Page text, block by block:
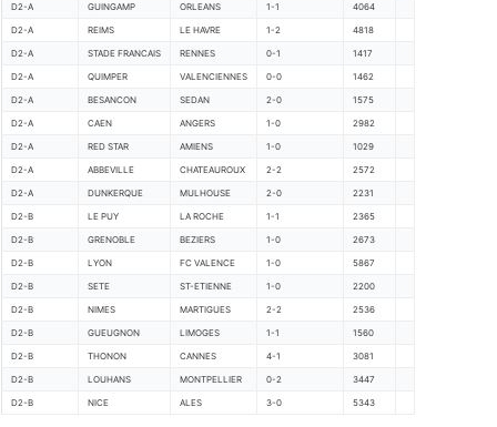
D2-A GUINGAMP ORLEANS 1-1 4064
D2-A REIMS LE HAVRE 1-2 4818
D2-A STADE FRANCAIS RENNES 0-1 1417
D2-A QUIMPER VALENCIENNES 0-0 1462
D2-A BESANCON SEDAN 2-0 1575
D2-A CAEN ANGERS 1-0 2982
D2-A RED STAR AMIENS 1-0 1029
D2-A ABBEVILLE CHATEAUROUX 2-2 2572
D2-A DUNKERQUE MULHOUSE 2-0 2231
D2-B LE PUY LA ROCHE 1-1 2365
D2-B GRENOBLE BEZIERS 1-0 2673
D2-B LYON FC VALENCE 1-0 5867
D2-B SETE ST-ETIENNE 1-0 2200
D2-B NIMES MARTIGUES 2-2 2536
D2-B GUEUGNON LIMOGES 1-1 1560
D2-B THONON CANNES 4-1 3081
D2-B LOUHANS MONTPELLIER 0-2 3447
D2-B NICE ALES 3-0 5343